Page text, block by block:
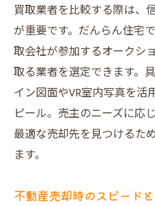
買取業者を比較する際は、
が重要です。だんらん住宅
取会社が参加するオークシ
取る業者を選定できます。
イン図面やVR室内写真を
ピール。売主のニーズに応
最適な売却先を見つけるた
ます。
不動産売却時のスピード